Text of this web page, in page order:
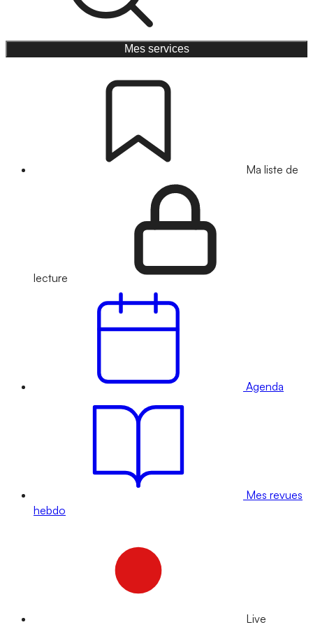
Mes services
Ma liste de
lecture
Agenda
Mes revues
hebdo
Live